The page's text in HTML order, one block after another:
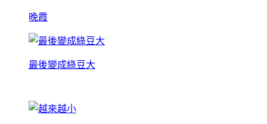
晚霞
最後變成綠豆大